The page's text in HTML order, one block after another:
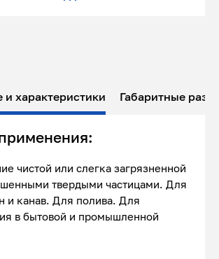
характеристики Габаритные
чистой или слегка загрязненной
твердыми частицами. Для
и канав. Для полива. Для
в бытовой и промышленной